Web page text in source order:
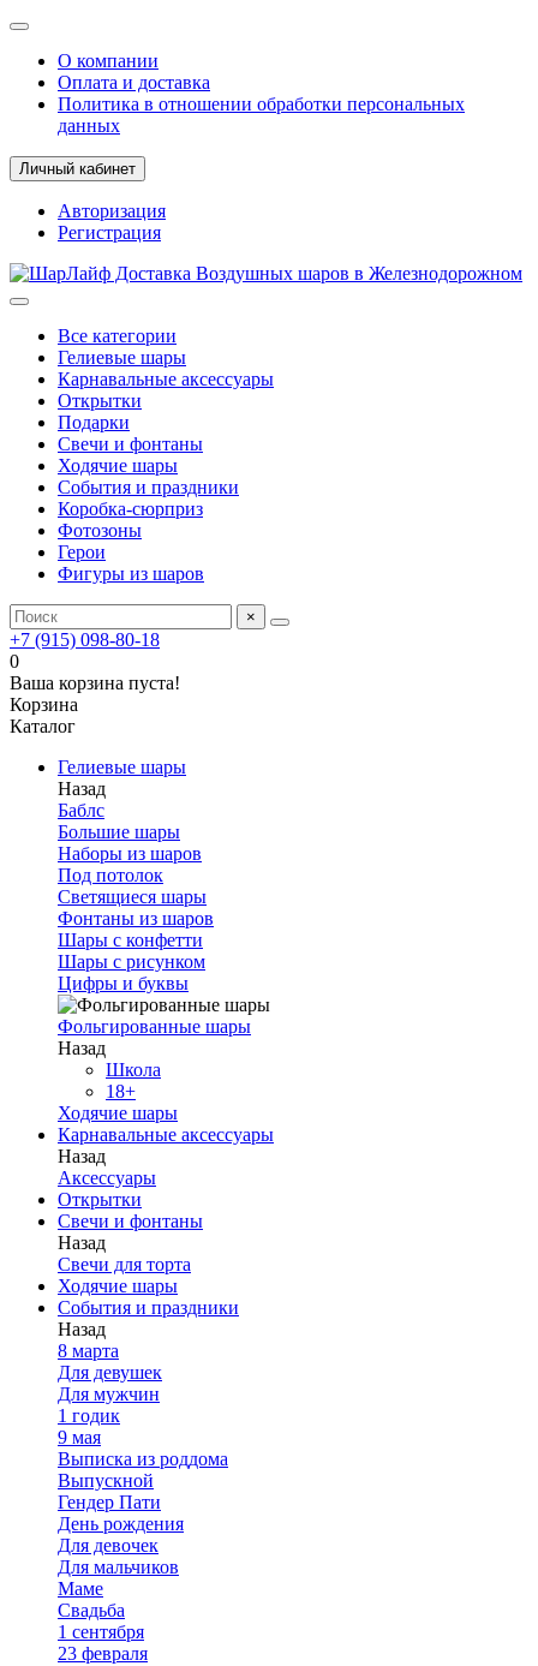
О компании
Оплата и доставка
Политика в отношении обработки персональных
данных
Личный кабинет
Авторизация
Регистрация
Все категории
Гелиевые шары
Карнавальные аксессуары
Открытки
Подарки
Свечи и фонтаны
Ходячие шары
События и праздники
Коробка-сюрприз
Фотозоны
Герои
Фигуры из шаров
×
+7 (915) 098-80-18
0
Ваша корзина пуста!
Корзина
Каталог
Гелиевые шары
Назад
Баблс
Большие шары
Наборы из шаров
Под потолок
Светящиеся шары
Фонтаны из шаров
Шары с конфетти
Шары с рисунком
Цифры и буквы
Фольгированные шары
Назад
Школа
18+
Ходячие шары
Карнавальные аксессуары
Назад
Аксессуары
Открытки
Свечи и фонтаны
Назад
Свечи для торта
Ходячие шары
События и праздники
Назад
8 марта
Для девушек
Для мужчин
1 годик
9 мая
Выписка из роддома
Выпускной
Гендер Пати
День рождения
Для девочек
Для мальчиков
Маме
Свадьба
1 сентября
23 февраля